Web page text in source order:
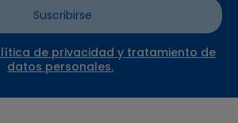
Suscribirse
de privacidad y tratamiento de
datos personales.